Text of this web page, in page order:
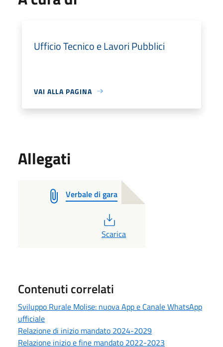
Ufficio Tecnico e Lavori Pubblici
VAI ALLA PAGINA
Allegati
Verbale di gara
PDF
Scarica
Contenuti correlati
Sviluppo Rurale Molise: nuova App e Canale WhatsApp
ufficiale
Relazione di inizio mandato 2024-2029
Relazione inizio e fine mandato 2022-2023